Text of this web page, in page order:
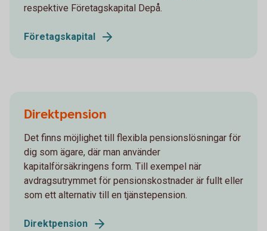
respektive Företagskapital Depå.
Företagskapital
Direktpension
Det finns möjlighet till flexibla pensionslösningar för
dig som ägare, där man använder
kapitalförsäkringens form. Till exempel när
avdragsutrymmet för pensionskostnader är fullt eller
som ett alternativ till en tjänstepension.
Direktpension